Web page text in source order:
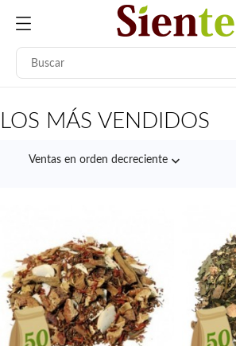
LOS MÁS VENDIDOS
Ventas en orden decreciente 